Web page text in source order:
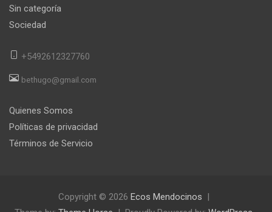
Sin categoría
Sociedad
+5492612327760
bethugo@gmail.com
Quienes Somos
Políticas de privacidad
Términos de Servicio
Copyright © 2026 Ecos Mendocinos